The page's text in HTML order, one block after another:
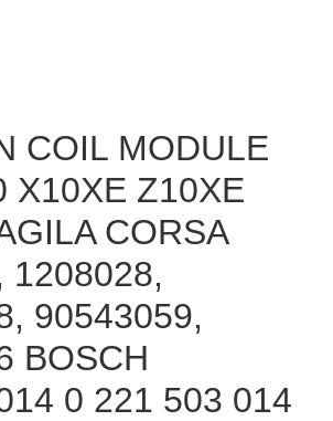
COIL MODULE
X10XE Z10XE
CORSA
1208028,
90543059,
BOSCH
0 221 503 014